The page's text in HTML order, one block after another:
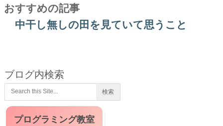
おすすめの記事
中干し無しの田を見ていて思うこと
ブログ内検索
プログラミング教室